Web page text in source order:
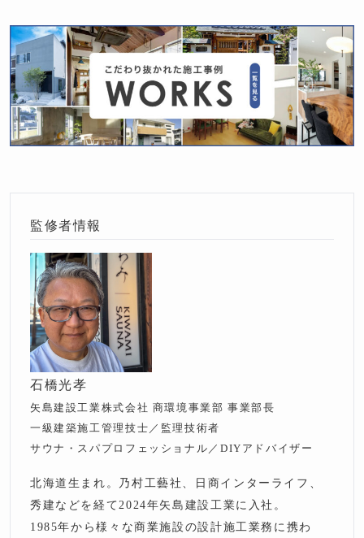
監修者情報
石橋光孝
矢島建設工業株式会社 商環境事業部 事業部長
一級建築施工管理技士／監理技術者
サウナ・スパプロフェッショナル／DIYアドバイザー
北海道生まれ。乃村工藝社、日商インターライフ、
秀建などを経て2024年矢島建設工業に入社。
1985年から様々な商業施設の設計施工業務に携わ